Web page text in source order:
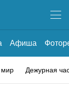
Афиша
мир Дежурная